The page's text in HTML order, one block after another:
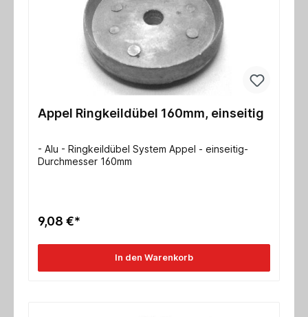
Appel Ringkeildübel 160mm, einseitig
- Alu - Ringkeildübel System Appel - einseitig-
Durchmesser 160mm
9,08 €*
In den Warenkorb